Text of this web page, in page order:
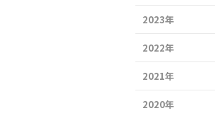
2023年
2022年
2021年
2020年